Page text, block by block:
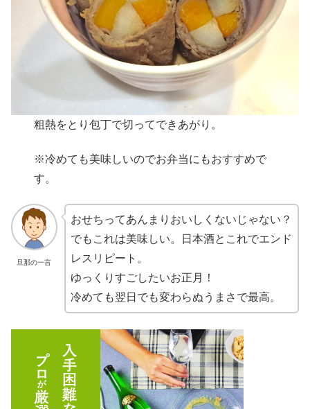
粗熱をとり包丁で切ってできあがり。
※冷めても美味しいのでお弁当にもおすすめで
す。
旦那の一言
おせちってあんまりおいしくないじゃない？
でもこれは美味しい。日本酒とこれでエンド
レスリピート。
ゆっくりすごしたいお正月！
冷めても翌日でも変わらぬうまさで最高。